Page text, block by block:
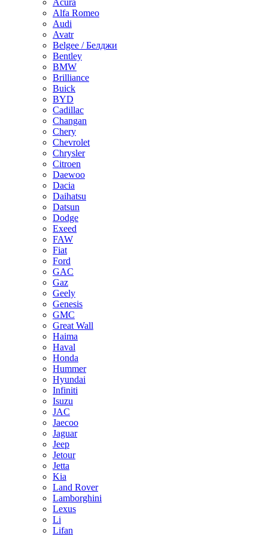
Acura
Alfa Romeo
Audi
Avatr
Belgee / Белджи
Bentley
BMW
Brilliance
Buick
BYD
Cadillac
Changan
Chery
Chevrolet
Chrysler
Citroen
Daewoo
Dacia
Daihatsu
Datsun
Dodge
Exeed
FAW
Fiat
Ford
GAC
Gaz
Geely
Genesis
GMC
Great Wall
Haima
Haval
Honda
Hummer
Hyundai
Infiniti
Isuzu
JAC
Jaecoo
Jaguar
Jeep
Jetour
Jetta
Kia
Land Rover
Lamborghini
Lexus
Li
Lifan